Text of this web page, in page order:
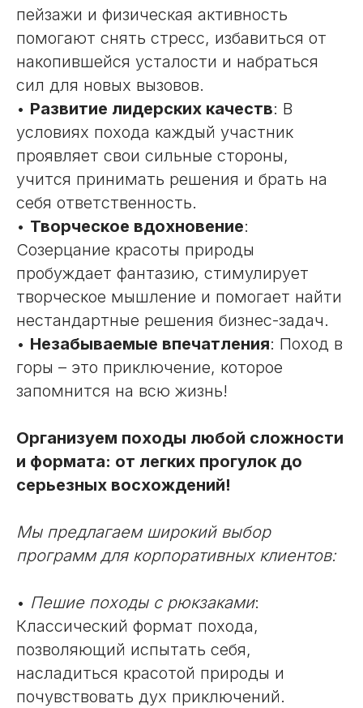
пейзажи и физическая активность
помогают снять стресс, избавиться от
накопившейся усталости и набраться
сил для новых вызовов.
• Развитие лидерских качеств: В
условиях похода каждый участник
проявляет свои сильные стороны,
учится принимать решения и брать на
себя ответственность.
• Творческое вдохновение:
Созерцание красоты природы
пробуждает фантазию, стимулирует
творческое мышление и помогает найти
нестандартные решения бизнес-задач.
• Незабываемые впечатления: Поход в
горы – это приключение, которое
запомнится на всю жизнь!
Организуем походы любой сложности
и формата: от легких прогулок до
серьезных восхождений!
Мы предлагаем широкий выбор
программ для корпоративных клиентов:
• Пешие походы с рюкзаками:
Классический формат похода,
позволяющий испытать себя,
насладиться красотой природы и
почувствовать дух приключений.